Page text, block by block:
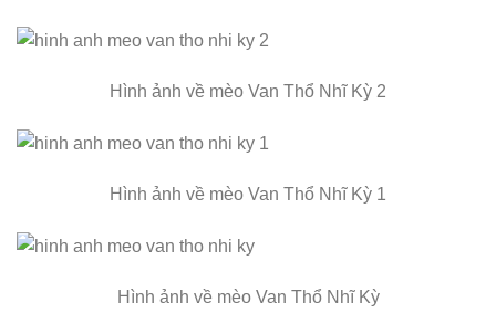
Hình ảnh về mèo Van Thổ Nhĩ Kỳ 2
Hình ảnh về mèo Van Thổ Nhĩ Kỳ 1
Hình ảnh về mèo Van Thổ Nhĩ Kỳ